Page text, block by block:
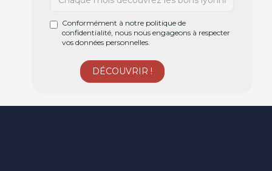
Conformément à notre politique de
confidentialité, nous nous engageons à respecter
vos données personnelles.